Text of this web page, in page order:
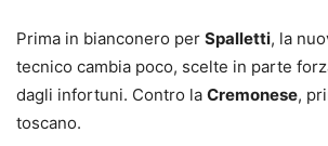
Prima in bianconero per Spalletti, la
tecnico cambia poco, scelte in parte
dagli infortuni. Contro la Cremonese,
toscano.